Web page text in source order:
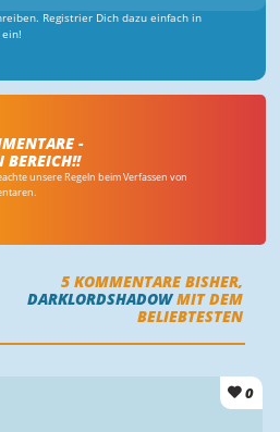
Registrier Dich dazu einfach in
-
BEREICH!!
unsere Regeln beim Verfassen von
5 KOMMENTARE BISHER,
DARKLORDSHADOWMIT DEM
BELIEBTESTEN
0